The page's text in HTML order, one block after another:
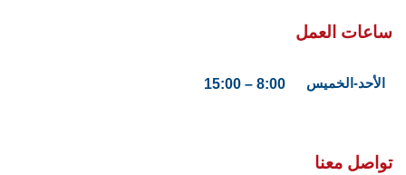
ساعات العمل
الأحد-الخميس 8:00 – 15:00
تواصل معنا